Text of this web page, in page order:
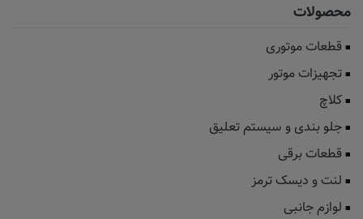
محصولات
قطعات موتوری
تجهیزات موتور
کلاچ
جلو بندی و سیستم تعلیق
قطعات برقی
لنت و دیسک ترمز
لوازم جانبی